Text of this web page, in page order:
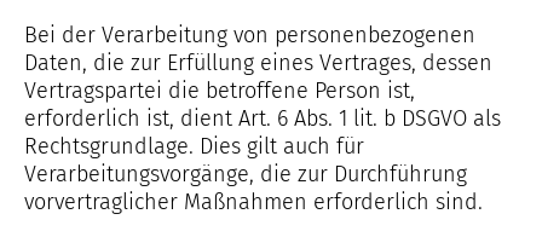
Bei der Verarbeitung von personenbezogenen
Daten, die zur Erfüllung eines Vertrages, dessen
Vertragspartei die betroffene Person ist,
erforderlich ist, dient Art. 6 Abs. 1 lit. b DSGVO als
Rechtsgrundlage. Dies gilt auch für
Verarbeitungsvorgänge, die zur Durchführung
vorvertraglicher Maßnahmen erforderlich sind.